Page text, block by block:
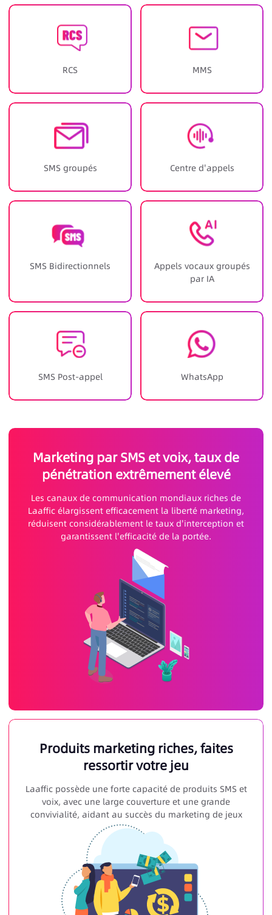
RCS MMS
SMS groupés Centre d'appels
SMS Bidirectionnels
Appels vocaux groupés
par IA
SMS Post-appel WhatsApp
Marketing par SMS et voix, taux de
pénétration extrêmement élevé
Les canaux de communication mondiaux riches de
Laaffic élargissent efficacement la liberté marketing,
réduisent considérablement le taux d'interception et
garantissent l'efficacité de la portée.
Produits marketing riches, faites
ressortir votre jeu
Laaffic possède une forte capacité de produits SMS et
voix, avec une large couverture et une grande
convivialité, aidant au succès du marketing de jeux